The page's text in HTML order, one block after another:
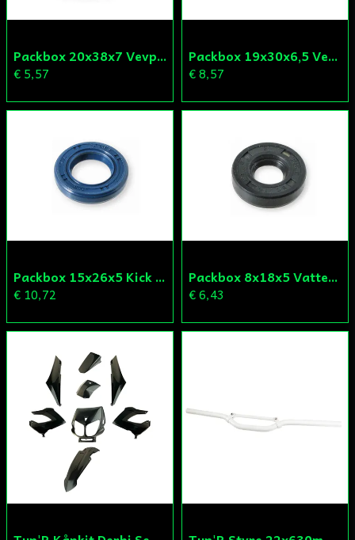
Packbox 20x38x7 Vevparti Derbi (original)
€ 5,57
Packbox 19x30x6,5 Vevparti Vä Aprilia/Derbi/Gilera (original)
€ 8,57
Packbox 15x26x5 Kick Aprilia/Derbi/Gilera (original)
€ 10,72
Packbox 8x18x5 Vattenpump Aprilia/Derbi/Gilera (original)
€ 6,43